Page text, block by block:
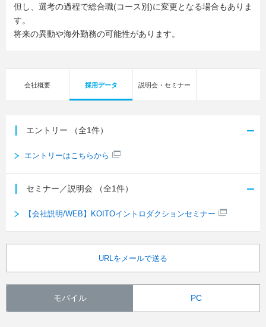
但し、選考の過程で総合職(コース別)に変更となる場合もありま
す。
将来の異動や海外勤務の可能性があります。
会社概要 採用データ 説明会・セミナー
エントリー （全1件）
エントリーはこちらから
セミナー／説明会 （全1件）
【会社説明/WEB】KOITOイントロダクションセミナー
URLをメールで送る
モバイル PC